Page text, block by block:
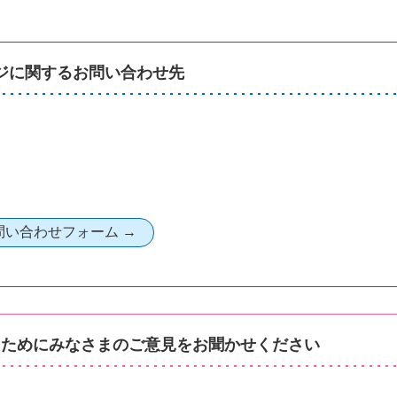
に関するお問い合わせ先
めにみなさまのご意見をお聞かせください